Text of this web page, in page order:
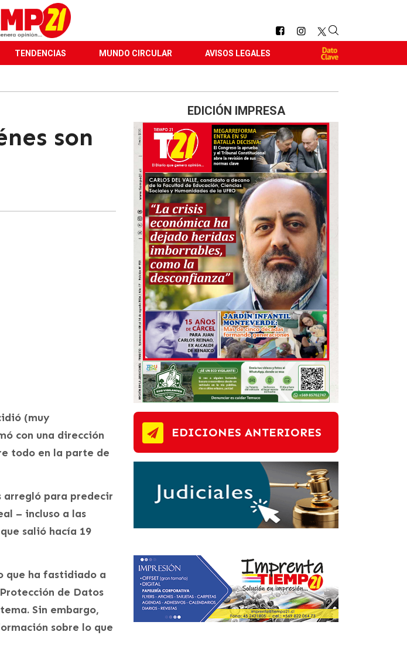
TENDENCIAS MUNDO CIRCULAR AVISOS LEGALES
son
(muy
con una dirección
todo en la parte de
arregló para predecir
– incluso a las
salió hacía 19
que ha fastidiado a
de Datos
Sin embargo,
sobre lo que
EDICIÓN IMPRESA
EDICIONES ANTERIORES